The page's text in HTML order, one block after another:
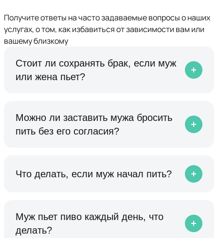
Получите ответы на часто задаваемые вопросы о наших
услугах, о том, как избавиться от зависимости вам или
вашему близкому
Стоит ли сохранять брак, если муж
или жена пьет?
Можно ли заставить мужа бросить
пить без его согласия?
Что делать, если муж начал пить?
Муж пьет пиво каждый день, что
делать?